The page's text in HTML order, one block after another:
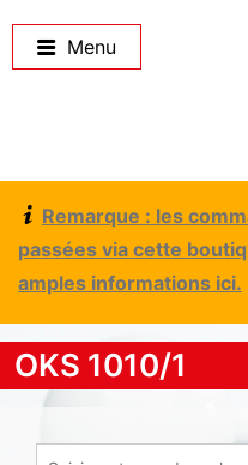
Menu
Remarque : les
passées via cette
amples informations ici.
OKS 1010/1